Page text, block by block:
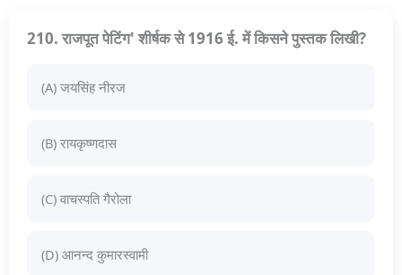
210. राजपूत पेटिंग' शीर्षक से 1916 ई. में किसने पुस्तक लिखी?
(A) जयसिंह नीरज
(B) रायकृष्णदास
(C) वाचस्पति गैरोला
(D) आनन्द कुमारस्वामी